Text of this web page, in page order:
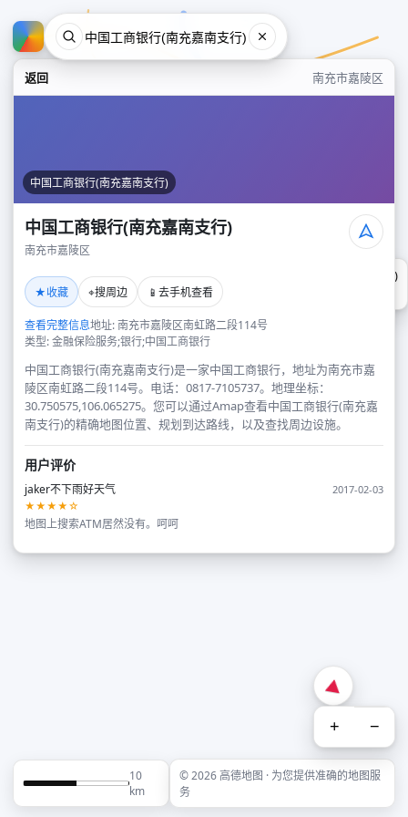
返回 南充市嘉陵区
中国工商银行(南充嘉南支行)
中国工商银行(南充嘉南支行)
南充市嘉陵区
★收藏 ⌖搜周边 📱 去手机查看
查看完整信息地址: 南充市嘉陵区南虹路二段114号
类型: 金融保险服务;银行;中国工商银行
中国工商银行(南充嘉南支行)是一家中国工商银行，地址为南充市嘉
陵区南虹路二段114号。电话：0817-7105737。地理坐标：
30.750575,106.065275。您可以通过Amap查看中国工商银行(南充嘉
南支行)的精确地图位置、规划到达路线，以及查找周边设施。
用户评价
jaker不下雨好天气
2017-02-03
★★★★☆
地图上搜索ATM居然没有。呵呵
中国工商银行(南充嘉南支行)
+ −
10
km
© 2026 高德地图 · 为您提供准确的地图服
务